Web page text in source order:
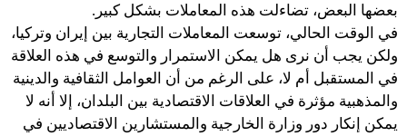
بعضها البعض، تضاءلت هذه المعاملات بشكل كبير.
في الوقت الحالي، توسعت المعاملات التجارية بين إيران وتركيا،
ولكن يجب أن نرى هل يمكن الاستمرار والتوسع في هذه العلاقة
في المستقبل أم لا، على الرغم من أن العوامل الثقافية والدينية
والمذهبية مؤثرة في العلاقات الاقتصادية بين البلدان، إلا أنه لا
يمكن إنكار دور وزارة الخارجية والمستشارين الاقتصاديين في